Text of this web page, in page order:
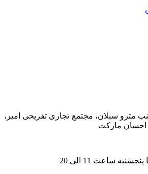
مترو سبلان، مجتمع تجاری تفریحی امیر،
ساعت 11 الی 20